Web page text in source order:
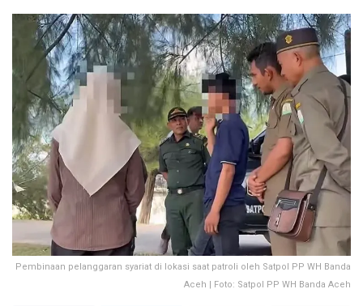
Pembinaan pelanggaran syariat di lokasi saat patroli oleh Satpol PP WH Banda
Aceh | Foto: Satpol PP WH Banda Aceh